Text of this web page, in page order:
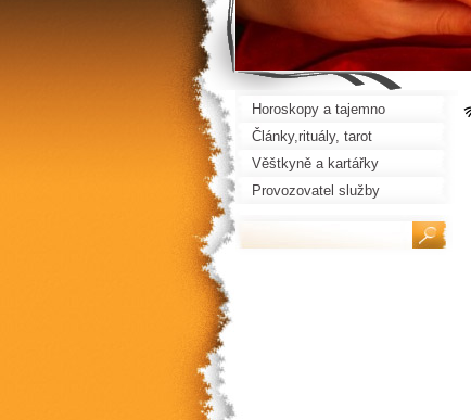
Horoskopy a tajemno
Články,rituály, tarot
Věštkyně a kartářky
Provozovatel služby